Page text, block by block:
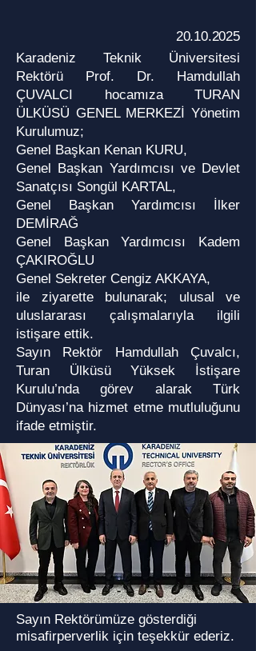
20.10.2025
Karadeniz Teknik Üniversitesi
Rektörü Prof. Dr. Hamdullah
ÇUVALCI hocamıza TURAN
ÜLKÜSÜ GENEL MERKEZİ Yönetim
Kurulumuz;
Genel Başkan Kenan KURU,
Genel Başkan Yardımcısı ve Devlet
Sanatçısı Songül KARTAL,
Genel Başkan Yardımcısı İlker
DEMİRAĞ
Genel Başkan Yardımcısı Kadem
ÇAKIROĞLU
Genel Sekreter Cengiz AKKAYA,
ile ziyarette bulunarak; ulusal ve
uluslararası çalışmalarıyla ilgili
istişare ettik.
Sayın Rektör Hamdullah Çuvalcı,
Turan Ülküsü Yüksek İstişare
Kurulu’nda görev alarak Türk
Dünyası’na hizmet etme mutluluğunu
ifade etmiştir.
Sayın Rektörümüze gösterdiği
misafirperverlik için teşekkür ederiz.